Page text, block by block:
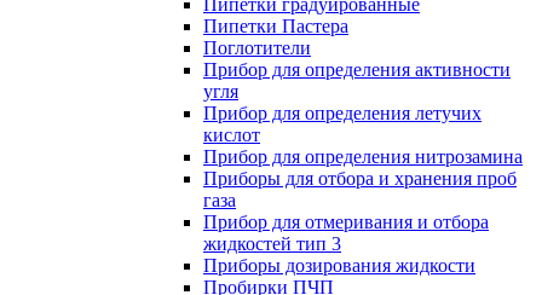
Пипетки градуированные
Пипетки Пастера
Поглотители
Прибор для определения активности
угля
Прибор для определения летучих
кислот
Прибор для определения нитрозамина
Приборы для отбора и хранения проб
газа
Прибор для отмеривания и отбора
жидкостей тип 3
Приборы дозирования жидкости
Пробирки ПЧП